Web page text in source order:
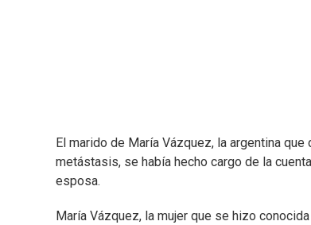
El marido de María Vázquez, la argentina
metástasis, se había hecho cargo de la
esposa.
María Vázquez, la mujer que se hizo